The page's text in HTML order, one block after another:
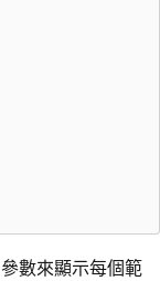
參數來顯示每個範